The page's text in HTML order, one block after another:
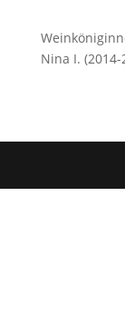
Nina I. (2014-